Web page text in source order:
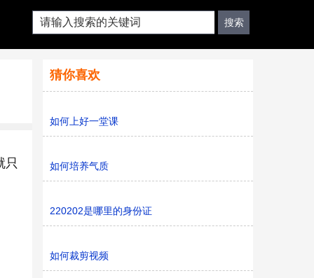
只
猜你喜欢
如何上好一堂课
如何培养气质
220202是哪里的身份证
如何裁剪视频